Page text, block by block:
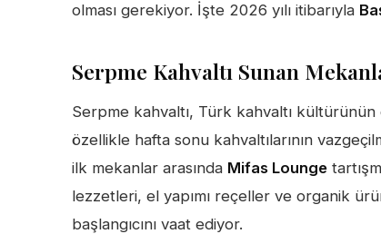
olması gerekiyor. İşte 2026 yılı itibarıyla
Serpme Kahvaltı Sunan
Serpme kahvaltı, Türk kahvaltı
özellikle hafta sonu kahvaltılarının
ilk mekanlar arasında Mifas Lounge
lezzetleri, el yapımı reçeller ve organik
başlangıcını vaat ediyor.